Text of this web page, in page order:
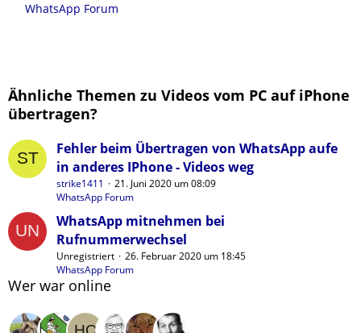
WhatsApp Forum
Ähnliche Themen zu Videos vom PC auf iPhone
übertragen?
Fehler beim Übertragen von WhatsApp aufe
in anderes IPhone - Videos weg
strike1411
21. Juni 2020 um 08:09
WhatsApp Forum
WhatsApp mitnehmen bei
Rufnummerwechsel
Unregistriert
26. Februar 2020 um 18:45
WhatsApp Forum
Wer war online